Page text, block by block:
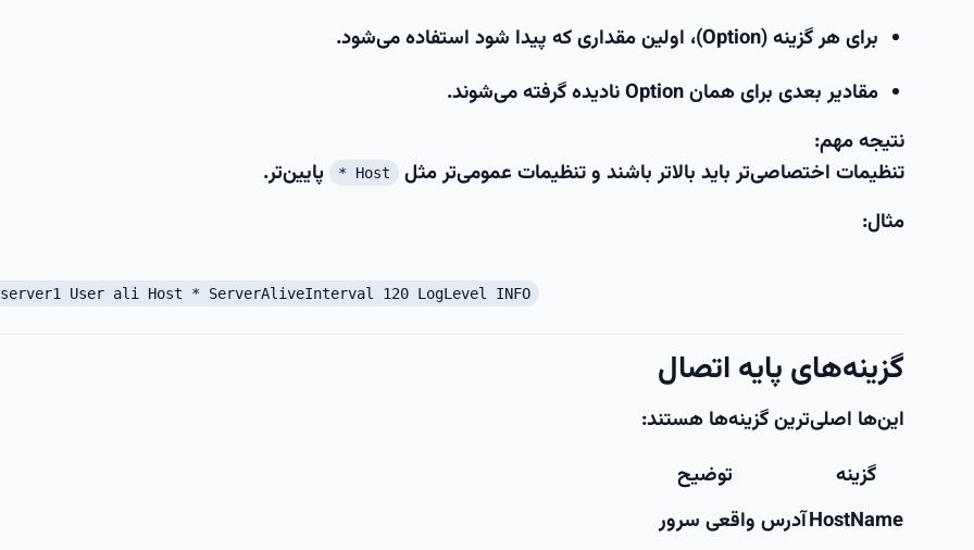
برای هر گزینه (Option)، اولین مقداری که پیدا شود استفاده می‌شود.
مقادیر بعدی برای همان Option نادیده گرفته می‌شوند.
نتیجه مهم:
تنظیمات اختصاصی‌تر باید بالاتر باشند و تنظیمات عمومی‌تر مثل Host *
پایین‌تر.
مثال:
User ali Host * ServerAliveInterval 120 LogLevel INFO
گزینه‌های پایه اتصال
این‌ها اصلی‌ترین گزینه‌ها هستند:
گزینه
توضیح
HostNameآدرس واقعی سرور